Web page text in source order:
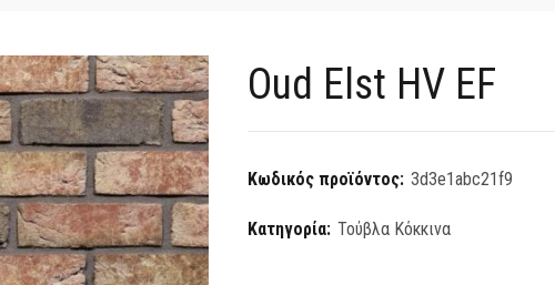
Oud Elst HV EF
Κωδικός προϊόντος: 3d3e1abc21f9
Κατηγορία: Τούβλα Κόκκινα